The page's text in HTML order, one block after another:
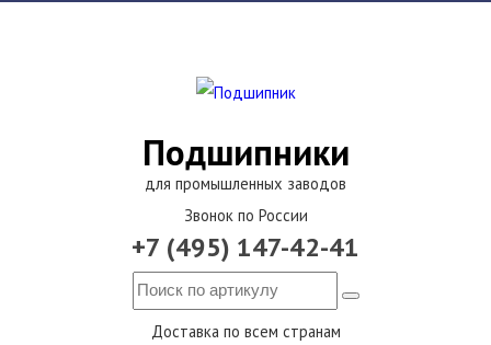
Подшипники
для промышленных заводов
Звонок по России
+7 (495) 147-42-41
Доставка по всем странам